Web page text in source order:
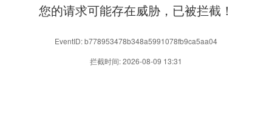
您的请求可能存在威胁，已被拦截！
EventID: b778953478b348a5991078fb9ca5aa04
拦截时间: 2026-08-09 13:31